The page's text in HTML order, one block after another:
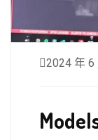
2024 年 6